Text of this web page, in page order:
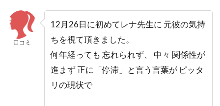
口コミ
12月26日に初めてレナ先生に 元彼の気持
ちを視て頂きました。
何年経っても 忘れられず、 中々 関係性が
進まず 正に「停滞」と言う言葉が ピッタ
リの現状で